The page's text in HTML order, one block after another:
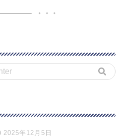
2025年12月5日